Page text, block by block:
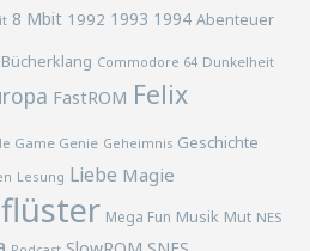
8 Mbit 1992 1993 1994 Abenteuer
Bücherklang Commodore 64 Dunkelheit
FastROM Felix
Game Genie Geheimnis Geschichte
Lesung Liebe Magie
Mega Fun Musik Mut NES